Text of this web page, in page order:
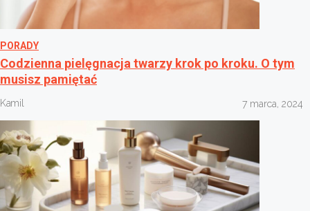
PORADY
Codzienna pielęgnacja twarzy krok po kroku. O tym
musisz pamiętać
Kamil 7 marca, 2024